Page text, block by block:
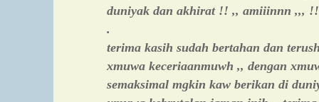
duniyak dan akhirat !! ,, amiiinnn ,,,
.
terima kasih sudah bertahan dan
xmuwa keceriaanmuwh ,, dengan
semaksimal mgkin kaw berikan di